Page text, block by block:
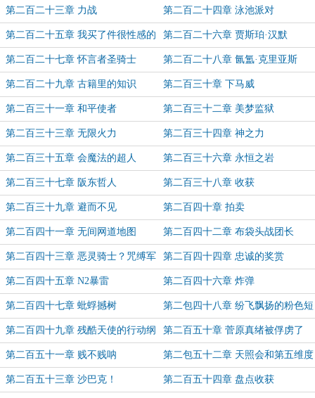
第二百二十三章 力战 第二百二十四章 泳池派对
第二百二十五章 我买了件很性感的
泳衣
第二百二十六章 贾斯珀·汉默
第二百二十七章 怀言者圣骑士 第二百二十八章 氤氲·克里亚斯
第二百二十九章 古籍里的知识 第二百三十章 下马威
第二百三十一章 和平使者 第二百三十二章 美梦监狱
第二百三十三章 无限火力 第二百三十四章 神之力
第二百三十五章 会魔法的超人 第二百三十六章 永恒之岩
第二百三十七章 阪东哲人 第二百三十八章 收获
第二百三十九章 避而不见 第二百四十章 拍卖
第二百四十一章 无间网道地图 第二百四十二章 布袋头战团长
第二百四十三章 恶灵骑士？咒缚军
团！
第二百四十四章 忠诚的奖赏
第二百四十五章 N2暴雷 第二百四十六章 炸弹
第二百四十七章 蚍蜉撼树 第二包四十八章 纷飞飘扬的粉色短
发
第二百四十九章 残酷天使的行动纲
领
第二百五十章 菅原真绪被俘虏了
第二百五十一章 贱不贱呐 第二包五十二章 天照会和第五维度
第二百五十三章 沙巴克！ 第二百五十四章 盘点收获